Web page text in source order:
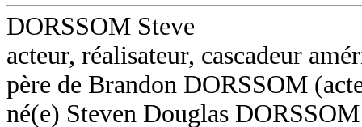
DORSSOM Steve
acteur, réalisateur, cascadeur
père de Brandon DORSSOM
né(e) Steven Douglas DORSSOM